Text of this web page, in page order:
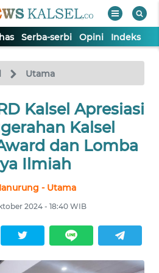
Serba-serbi Opini Indeks
Utama
Kalsel Apresiasi
Kalsel
dan Lomba
Ilmiah
- Utama
2024 - 18:40 WIB